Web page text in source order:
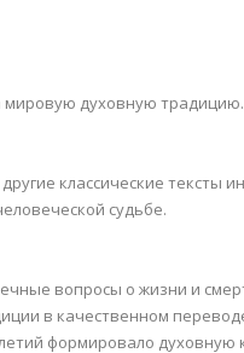
мировую духовную традицию.
классические тексты
судьбе.
вопросы о жизни и
в качественном
формировало духовную